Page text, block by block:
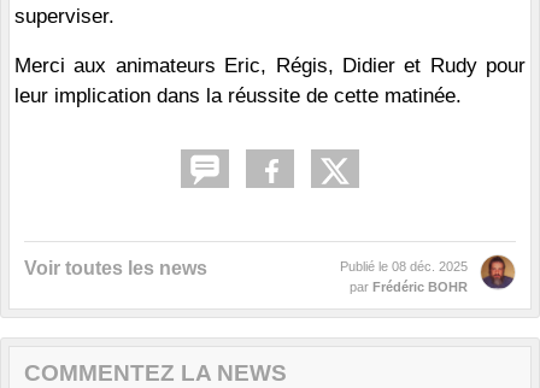
superviser.
Merci aux animateurs Eric, Régis, Didier et Rudy pour
leur implication dans la réussite de cette matinée.
Voir toutes les news Publié le 08 déc. 2025
par Frédéric BOHR
COMMENTEZ LA NEWS